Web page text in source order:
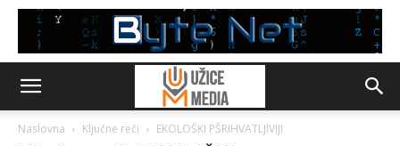
Naslovna Ključne reči EKOLOŠKI PŠRIHVATLJIVIJI